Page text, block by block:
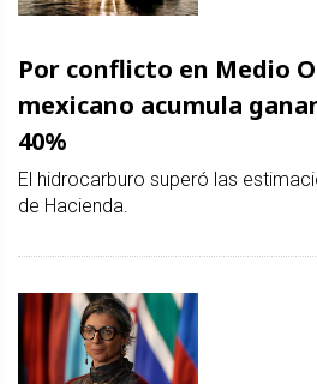
Por conflicto en Medio
mexicano acumula
40%
El hidrocarburo superó las
de Hacienda.